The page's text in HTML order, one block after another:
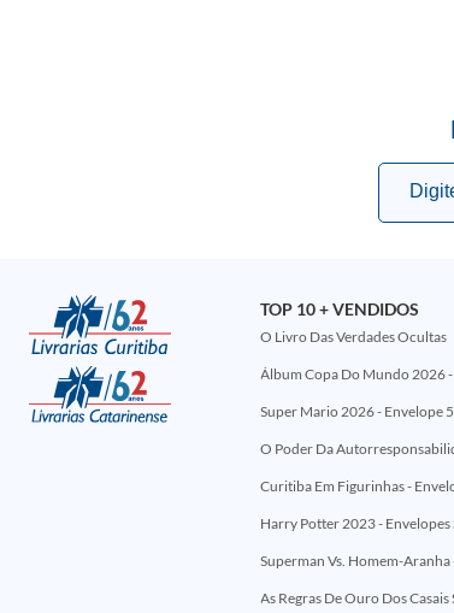
TOP 10 + VENDIDOS
O Livro Das Verdades Ocultas
Álbum Copa Do Mundo 2026
Super Mario 2026 - Envelope
O Poder Da
Curitiba Em Figurinhas -
Harry Potter 2023 - Envelopes
As Regras De Ouro Dos Casais